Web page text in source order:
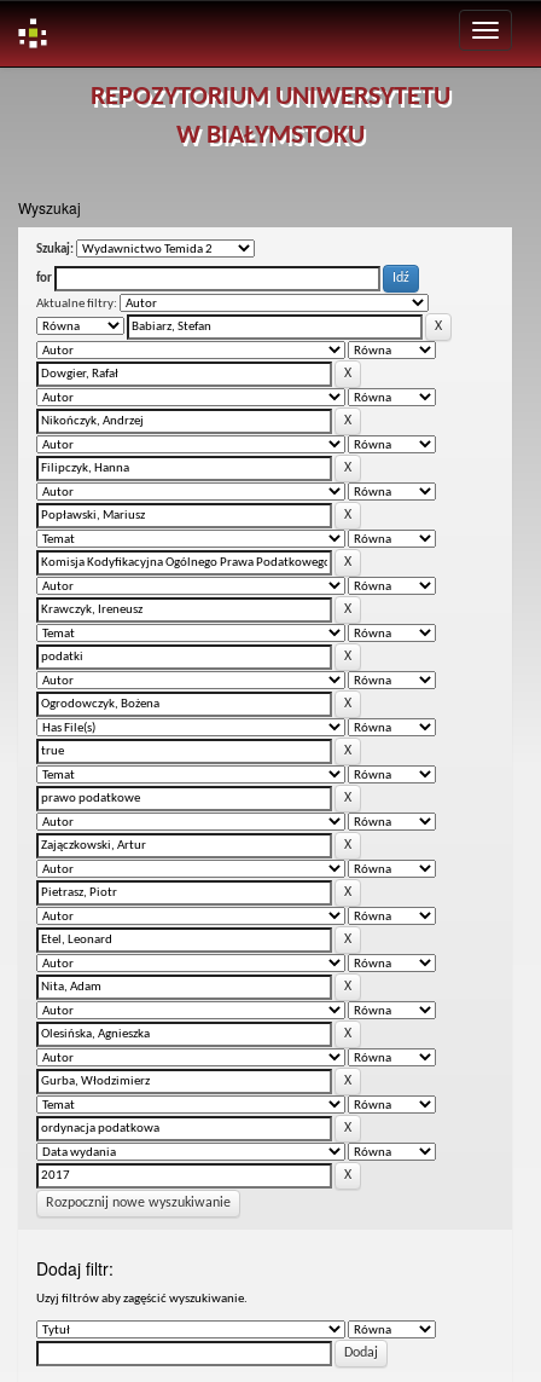
REPOZYTORIUM UNIWERSYTETU
W BIAŁYMSTOKU
Wyszukaj
Szukaj:
for
Aktualne filtry:
Rozpocznij nowe wyszukiwanie
Dodaj filtr:
Uzyj filtrów aby zagęścić wyszukiwanie.